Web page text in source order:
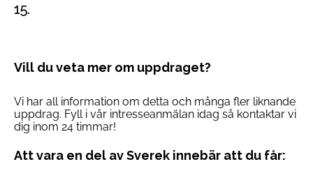
15.
Vill du veta mer om uppdraget?
Vi har all information om detta och många fler liknande
uppdrag. Fyll i vår intresseanmälan idag så kontaktar vi
dig inom 24 timmar!
Att vara en del av Sverek innebär att du får: